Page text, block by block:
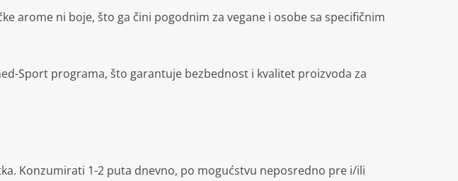
arome ni boje, što ga čini pogodnim za vegane i osobe sa specifičnim
Sport programa, što garantuje bezbednost i kvalitet proizvoda za
Konzumirati 1-2 puta dnevno, po mogućstvu neposredno pre i/ili